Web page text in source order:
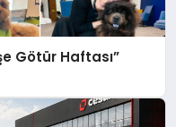
Götür Haftası”